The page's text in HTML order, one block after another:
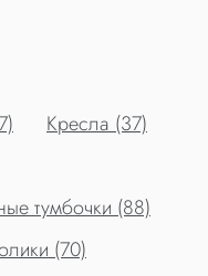
Кресла (37)
тумбочки (88)
(70)